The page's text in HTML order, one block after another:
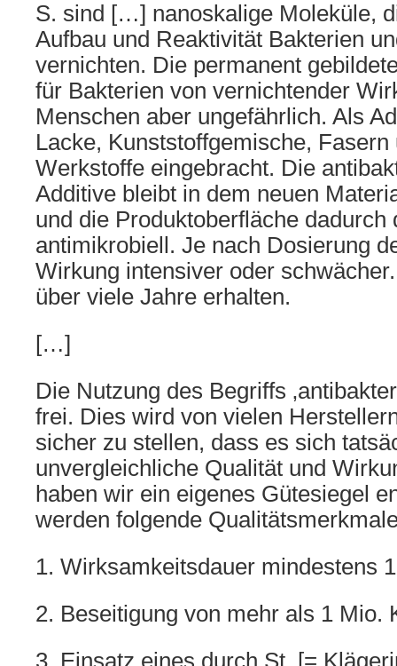
S. sind […] nanoskalige Moleküle,
Aufbau und Reaktivität Bakterien
vernichten. Die permanent
für Bakterien von vernichtender
Menschen aber ungefährlich. Als
Lacke, Kunststoffgemische, Fasern
Werkstoffe eingebracht. Die
Additive bleibt in dem neuen
und die Produktoberfläche dadurch
antimikrobiell. Je nach Dosierung
Wirkung intensiver oder
über viele Jahre erhalten.
[…]
Die Nutzung des Begriffs
frei. Dies wird von vielen
sicher zu stellen, dass es sich
unvergleichliche Qualität und
haben wir ein eigenes Gütesiegel
werden folgende
1. Wirksamkeitsdauer mindestens
2. Beseitigung von mehr als 1 Mio.
3. Einsatz eines durch St. [=